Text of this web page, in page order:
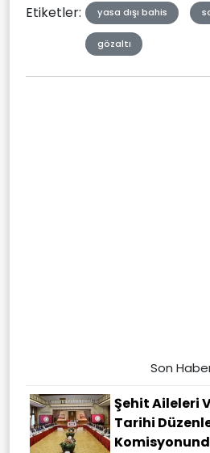
Etiketler: yasa dışı bahis
gözaltı
Son
Şehit Aileleri
Tarihi